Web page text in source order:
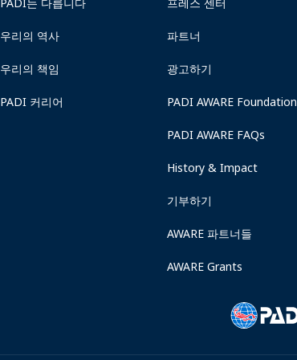
우리의 역사
우리의 책임
PADI 커리어
파트너
광고하기
PADI AWARE Foundation
PADI AWARE FAQs
History & Impact
기부하기
AWARE 파트너들
AWARE Grants